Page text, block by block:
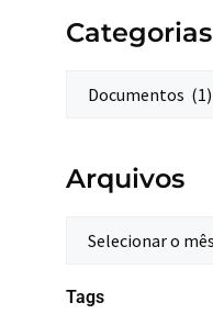
Categorias
Arquivos
Tags